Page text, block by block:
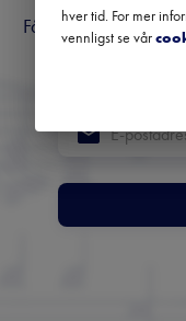
Få oversikt over
hver tid. For mer
vennligst se vår